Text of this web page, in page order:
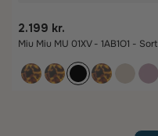
2.199 kr.
Miu Miu MU 01XV - 1AB1O1 - Sort